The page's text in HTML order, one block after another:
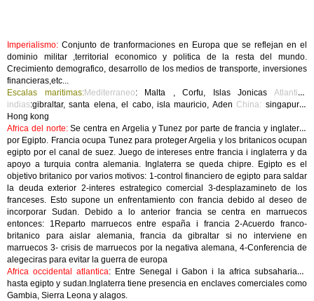
Imperialismo: Conjunto de tranformaciones en Europa que se reflejan en el
dominio militar ,territorial economico y politica de la resta del mundo.
Crecimiento demografico, desarrollo de los medios de transporte, inversiones
financieras,etc...
Escalas maritimas:Mediterraneo: Malta , Corfu, Islas JonicasAtlantico
indias:gibraltar, santa elena, el cabo, isla mauricio, Aden China: singapur y
Hong kong
Africa del norte:Se centra en Argelia y Tunez por parte de francia y inglaterra
por Egipto. Francia ocupa Tunez para proteger Argelia y los britanicos ocupan
egipto por el canal de suez. Juego de intereses entre francia i inglaterra y da
apoyo a turquia contra alemania. Inglaterra se queda chipre. Egipto es el
objetivo britanico por varios motivos: 1-control financiero de egipto para saldar
la deuda exterior 2-interes estrategico comercial 3-desplazamineto de los
franceses. Esto supone un enfrentamiento con francia debido al deseo de
incorporar Sudan. Debido a lo anterior francia se centra en marruecos
entonces: 1Reparto marruecos entre españa i francia 2-Acuerdo franco-
britanico para aislar alemania, francia da gibraltar si no interviene en
marruecos 3- crisis de marruecos por la negativa alemana, 4-Conferencia de
alegeciras para evitar la guerra de europa
Africa occidental atlantica: Entre Senegal i Gabon i la africa subsahariana
hasta egipto y sudan.Inglaterra tiene presencia en enclaves comerciales como
Gambia, Sierra Leona y alagos.